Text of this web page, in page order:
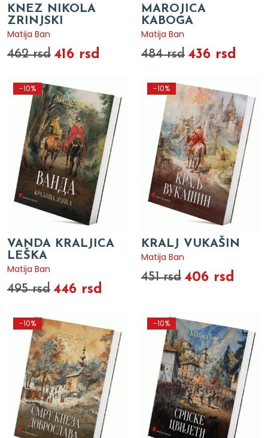
KNEZ NIKOLA
ZRINJSKI
Matija Ban
462 rsd 416 rsd
MAROJICA
KABOGA
Matija Ban
484 rsd 436 rsd
-10%
VANDA KRALJICA
LEŠKA
Matija Ban
495 rsd 446 rsd
-10%
KRALJ VUKAŠIN
Matija Ban
451 rsd 406 rsd
-10% -10%